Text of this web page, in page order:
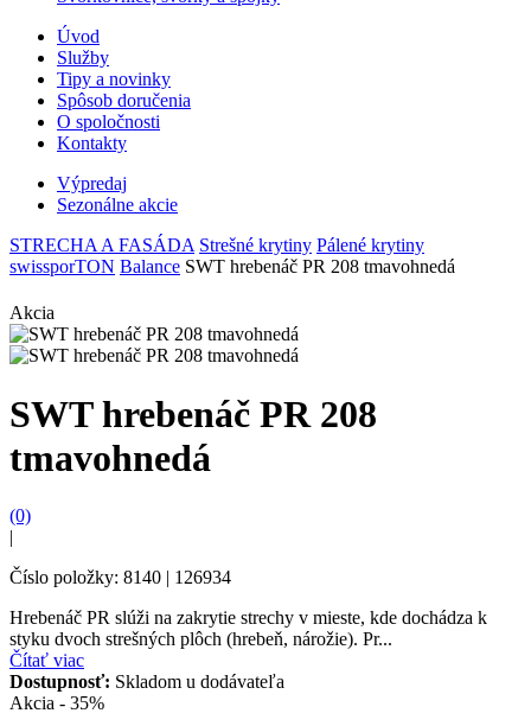
Úvod
Služby
Tipy a novinky
Spôsob doručenia
O spoločnosti
Kontakty
Výpredaj
Sezonálne akcie
STRECHA A FASÁDA Strešné krytiny Pálené krytiny
swissporTON Balance SWT hrebenáč PR 208 tmavohnedá
Akcia
SWT hrebenáč PR 208
tmavohnedá
(0)
|
Číslo položky: 8140 | 126934
Hrebenáč PR slúži na zakrytie strechy v mieste, kde dochádza k
styku dvoch strešných plôch (hrebeň, nárožie). Pr...
Čítať viac
Dostupnosť: Skladom u dodávateľa
Akcia - 35%